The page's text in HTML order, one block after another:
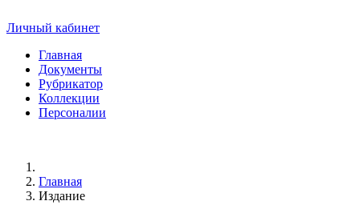
Личный кабинет
Главная
Документы
Рубрикатор
Коллекции
Персоналии
Главная
Издание